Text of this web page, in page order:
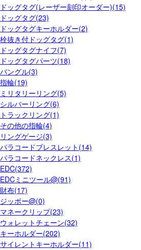
ドッグタグ(レーザー刻印オーダー)(15)
ドッグタグ(23)
ドッグタグキーホルダー(2)
栓抜き付ドッグタグ(1)
ドッグタグナイフ(7)
ドッグタグパーツ(18)
バングル(3)
指輪(19)
ミリタリーリング(5)
シルバーリング(6)
トラックリング(1)
その他の指輪(4)
リングゲージ(3)
パラコードブレスレット(14)
パラコードネックレス(1)
EDC(372)
EDCミニツール@(91)
財布(17)
ジッポー@(0)
マネークリップ(23)
ウォレットチェーン(32)
キーホルダー(202)
サイレントキーホルダー(11)